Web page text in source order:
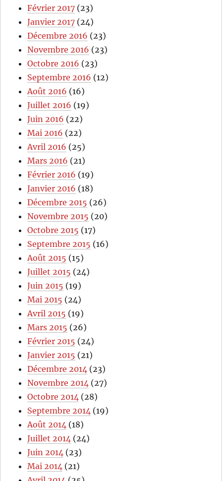
Février 2017 (23)
Janvier 2017 (24)
Décembre 2016 (23)
Novembre 2016 (23)
Octobre 2016 (23)
Septembre 2016 (12)
Août 2016 (16)
Juillet 2016 (19)
Juin 2016 (22)
Mai 2016 (22)
Avril 2016 (25)
Mars 2016 (21)
Février 2016 (19)
Janvier 2016 (18)
Décembre 2015 (26)
Novembre 2015 (20)
Octobre 2015 (17)
Septembre 2015 (16)
Août 2015 (15)
Juillet 2015 (24)
Juin 2015 (19)
Mai 2015 (24)
Avril 2015 (19)
Mars 2015 (26)
Février 2015 (24)
Janvier 2015 (21)
Décembre 2014 (23)
Novembre 2014 (27)
Octobre 2014 (28)
Septembre 2014 (19)
Août 2014 (18)
Juillet 2014 (24)
Juin 2014 (23)
Mai 2014 (21)